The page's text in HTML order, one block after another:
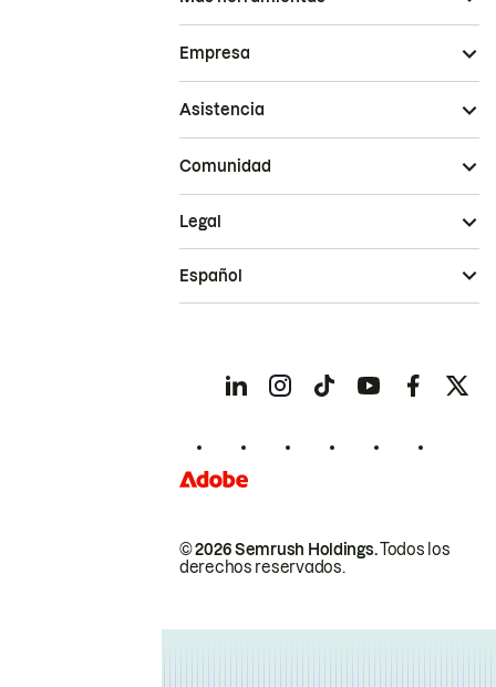
Empresa
Asistencia
Comunidad
© 2026 Semrush Holdings.Todos los
derechos reservados.
Legal
Español